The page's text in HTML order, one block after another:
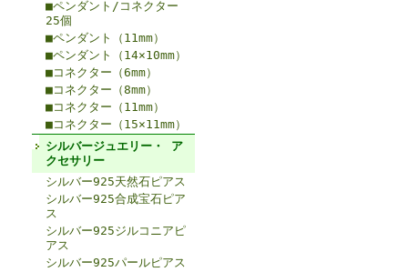
■ペンダント/コネクター
25個
■ペンダント（11mm）
■ペンダント（14×10mm）
■コネクター（6mm）
■コネクター（8mm）
■コネクター（11mm）
■コネクター（15×11mm）
シルバージュエリー・ ア
クセサリー
シルバー925天然石ピアス
シルバー925合成宝石ピア
ス
シルバー925ジルコニアピ
アス
シルバー925パールピアス